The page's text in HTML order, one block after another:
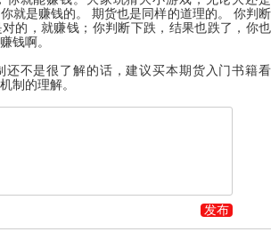
就是赚钱的。 期货也是同样的道理的。 你判断
的，就赚钱；你判断下跌，结果也跌了，你也
钱啊。
还不是很了解的话，建议买本期货入门书籍看
制的理解。
发布